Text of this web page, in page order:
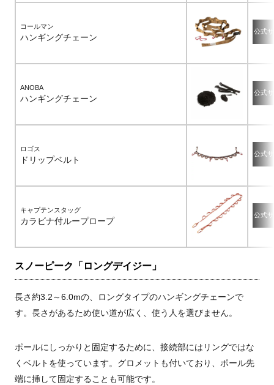
コールマン
ハンギングチェーン
公式
ANOBA
ハンギングチェーン
公式
ロゴス
ドリップベルト
公式
キャプテンスタッグ
カラビナ付ループロープ
公式
スノーピーク「ロングデイジー」
長さ約3.2～6.0mの、ロングタイプのハンギングチェーンで
す。長さがあるため使い道が広く、使う人を選びません。
ポールにしっかりと固定するために、接続部にはリングではな
くベルトを使っています。グロメットも付いており、ポール先
端に挿して固定することも可能です。